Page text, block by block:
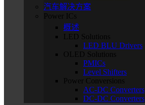
汽车解决方案
Power ICs
概述
LED Solutions
LED BLU Drivers
OLED Solutions
PMICs
Level Shifters
Power Conversions
AC-DC Converters
DC-DC Converters